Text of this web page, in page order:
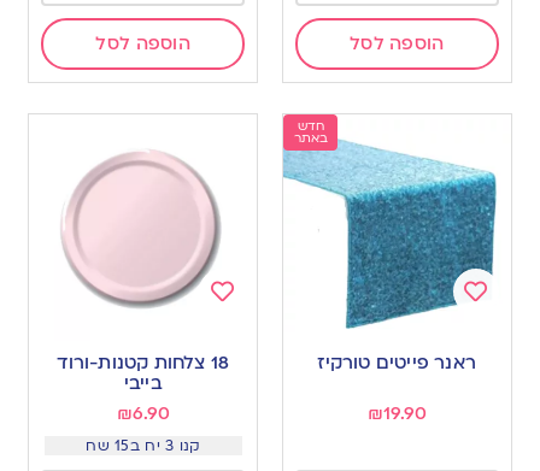
הוספה לסל הוספה לסל
חדש
באתר
ראנר פייטים טורקיז
₪19.90
to
18 צלחות קטנות-ורוד
בייבי
₪6.90
קנו 3 יח ב15 שח